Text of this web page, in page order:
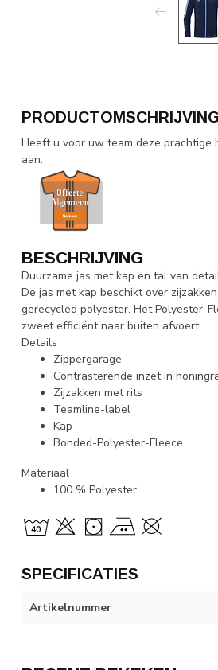
PRODUCTOMSCHRIJVING
Heeft u voor uw team deze prachtige
aan.
BESCHRIJVING
Duurzame jas met kap en tal van
De jas met kap beschikt over
gerecycled polyester. Het Polyester-
zweet efficiënt naar buiten afvoert.
Details
Zippergarage
Contrasterende inzet in
Zijzakken met rits
Teamline-label
Kap
Bonded-Polyester-Fleece
Materiaal
100 % Polyester
SPECIFICATIES
Artikelnummer